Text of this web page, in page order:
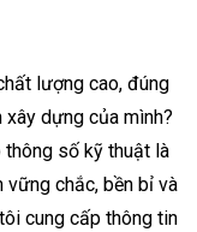
lượng cao, đúng
xây dựng của mình?
thông số kỹ thuật là
vững chắc, bền bỉ và
cung cấp thông tin